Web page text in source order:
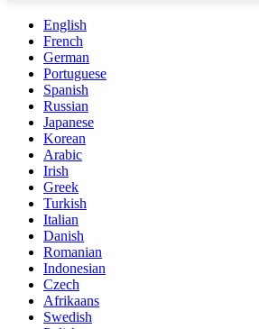
English
French
German
Portuguese
Spanish
Russian
Japanese
Korean
Arabic
Irish
Greek
Turkish
Italian
Danish
Romanian
Indonesian
Czech
Afrikaans
Swedish